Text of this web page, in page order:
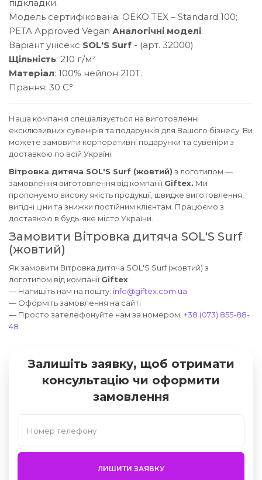
підкладки.
Модель сертифікована: OEKO TEX – Standard 100;
PETA Approved Vegan Аналогічні моделі:
Варіант унісекс SOL'S Surf - (арт. 32000)
Щільність: 210 г/м²
Матеріал: 100% нейлон 210Т.
Прання: 30 С°
Наша компанія спеціалізується на виготовленні
ексклюзивних сувенірів та подарунків для Вашого бізнесу. Ви
можете замовити корпоративні подарунки та сувеніри з
доставкою по всій Україні.
Вітровка дитяча SOL'S Surf (жовтий) з логотипом —
замовлення виготовлення від компанії Giftex. Ми
пропонуємо високу якість продукції, швидке виготовлення,
вигідні ціни та знижки постійним клієнтам. Працюємо з
доставкою в будь-яке місто України.
Замовити Вітровка дитяча SOL'S Surf
(жовтий)
Як замовити Вітровка дитяча SOL'S Surf (жовтий) з
логотипом від компанії Giftex:
— Напишіть нам на пошту: info@giftex.com.ua
— Оформіть замовлення на сайті
— Просто зателефонуйте нам за номером: +38 (073) 855-88-
48
Залишіть заявку, щоб отримати
консультацію чи оформити
замовлення
ЛИШИТИ ЗАЯВКУ